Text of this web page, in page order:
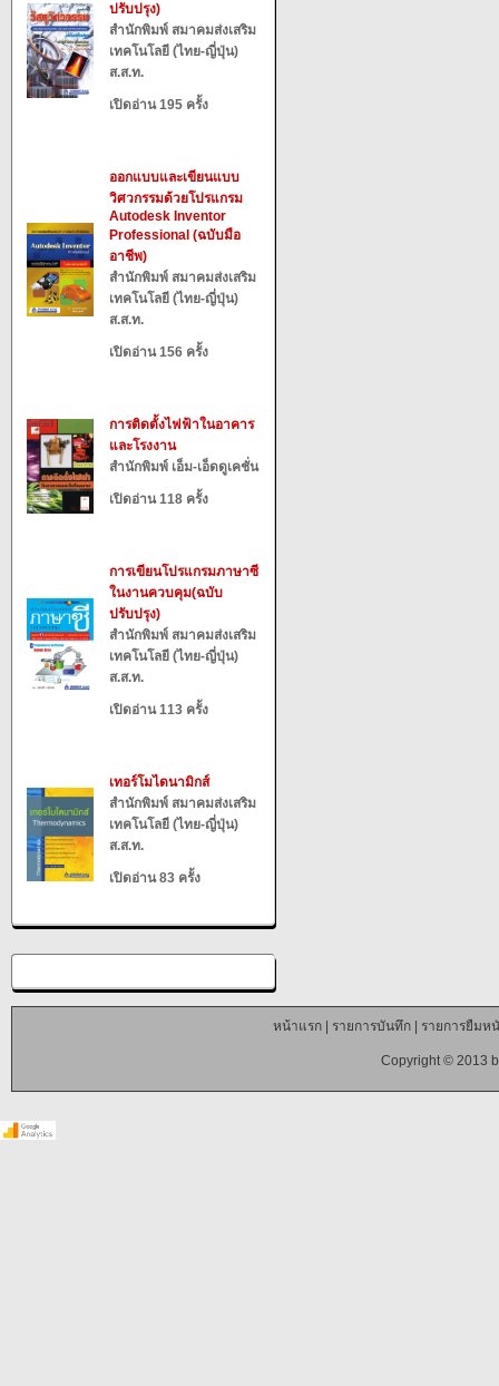
ปรับปรุง)
สำนักพิมพ์ สมาคมส่งเสริม
เทคโนโลยี (ไทย-ญี่ปุ่น)
ส.ส.ท.
เปิดอ่าน 195 ครั้ง
ออกแบบและเขียนแบบ
วิศวกรรมด้วยโปรแกรม
Autodesk Inventor
Professional (ฉบับมือ
อาชีพ)
สำนักพิมพ์ สมาคมส่งเสริม
เทคโนโลยี (ไทย-ญี่ปุ่น)
ส.ส.ท.
เปิดอ่าน 156 ครั้ง
การติดตั้งไฟฟ้าในอาคาร
และโรงงาน
สำนักพิมพ์ เอ็ม-เอ็ดดูเคชั่น
เปิดอ่าน 118 ครั้ง
การเขียนโปรแกรมภาษาซี
ในงานควบคุม(ฉบับ
ปรับปรุง)
สำนักพิมพ์ สมาคมส่งเสริม
เทคโนโลยี (ไทย-ญี่ปุ่น)
ส.ส.ท.
เปิดอ่าน 113 ครั้ง
เทอร์โมไดนามิกส์
สำนักพิมพ์ สมาคมส่งเสริม
เทคโนโลยี (ไทย-ญี่ปุ่น)
ส.ส.ท.
เปิดอ่าน 83 ครั้ง
หน้าแรก| รายการบันทึก| รายการยืมห
Copyright © 2013